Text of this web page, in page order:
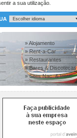
a sua utilização.
» Alojamento
» Rent-a-Car
» Restaurantes
» Bares & Discotecas
» Sites Nac. & Inter.